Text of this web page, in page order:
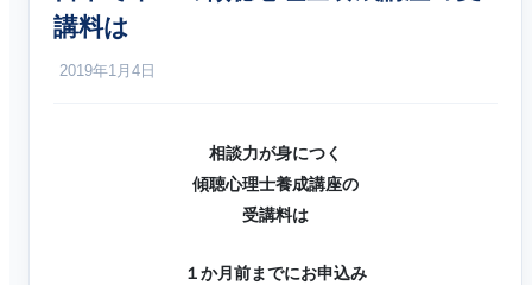
講料は
2019年1月4日
相談力が身につく
傾聴心理士養成講座の
受講料は
１か月前までにお申込み